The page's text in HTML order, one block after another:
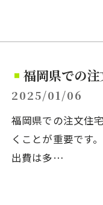
福岡県での
2025/01/06
福岡県での注文住
くことが重要です
出費は多…